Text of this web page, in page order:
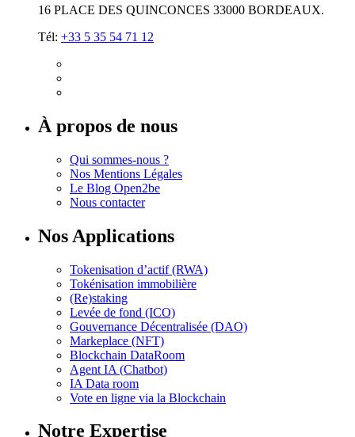
16 PLACE DES QUINCONCES 33000 BORDEAUX.
Tél: +33 5 35 54 71 12
À propos de nous
Qui sommes-nous ?
Nos Mentions Légales
Le Blog Open2be
Nous contacter
Nos Applications
Tokenisation d’actif (RWA)
Tokénisation immobilière
(Re)staking
Levée de fond (ICO)
Gouvernance Décentralisée (DAO)
Markeplace (NFT)
Blockchain DataRoom
Agent IA (Chatbot)
IA Data room
Vote en ligne via la Blockchain
Notre Expertise